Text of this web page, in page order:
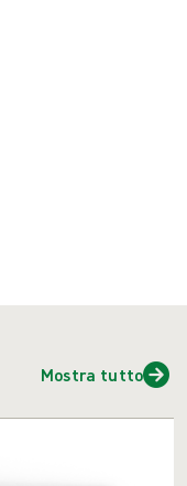
Mostra tutto